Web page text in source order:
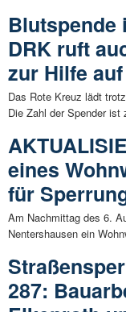
Blutspende
DRK ruft
zur Hilfe auf
Das Rote Kreuz lädt
Die Zahl der Spender
eines
für
Am Nachmittag des 6.
Nentershausen ein
287: